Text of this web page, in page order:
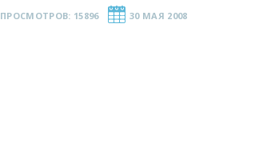
ПРОСМОТРОВ: 15896 30 МАЯ 2008